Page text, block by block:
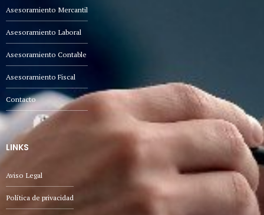
Asesoramiento Mercantil
Asesoramiento Laboral
Asesoramiento Contable
Asesoramiento Fiscal
Contacto
LINKS
Aviso Legal
Política de privacidad